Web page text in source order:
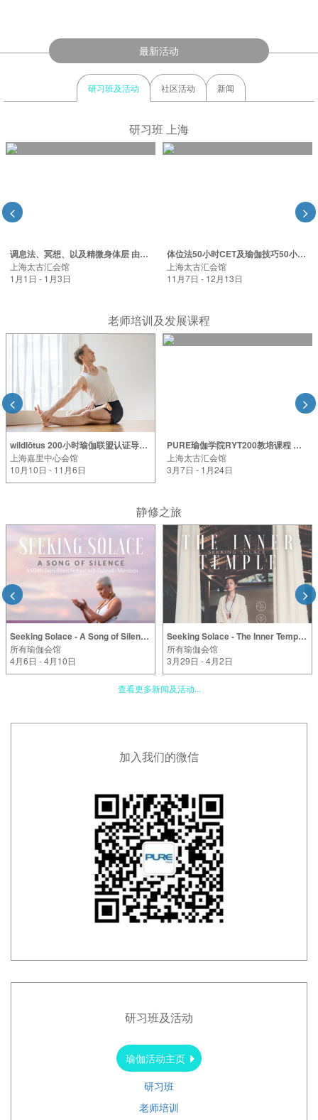
最新活动
研习班及活动 社区活动 新闻
研习班 上海
调息法、冥想、以及精微身体层 由Nicole Zuo老师指导（2026年）
上海太古汇会馆
1月1日 - 1月3日
体位法50小时CET及瑜伽技巧50小时CET 由Scottie Chang老师指导（2026年）
上海太古汇会馆
11月7日 - 12月13日
老师培训及发展课程
wildlōtus 200小时瑜伽联盟认证导师课程 -上海站 2026年
上海嘉里中心会馆
10月10日 - 11月6日
PURE瑜伽学院RYT200教培课程 上海站（2026年）
上海太古汇会馆
3月7日 - 1月24日
静修之旅
Seeking Solace - A Song of Silence (A 5D4N Silent Retreat with Gabrielle Mendoza)
所有瑜伽会馆
4月6日 - 4月10日
Seeking Solace - The Inner Temple (A 5D4N Silent Retreat with Gabrielle Mendoza)
所有瑜伽会馆
3月29日 - 4月2日
查看更多新闻及活动...
加入我们的微信
研习班及活动
瑜伽活动主页
研习班
老师培训